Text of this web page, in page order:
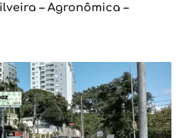
– Agronômica –